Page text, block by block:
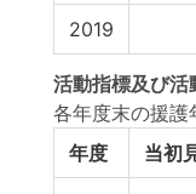
2019
活動指標及び活
各年度末の援護
年度
当初